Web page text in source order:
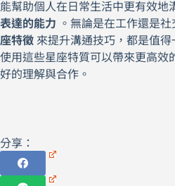
能幫助個人在日常生活中更有效地
表達的能力 。無論是在工作還是
座特徵 來提升溝通技巧，都是值
使用這些星座特質可以帶來更高效
好的理解與合作。
分享：